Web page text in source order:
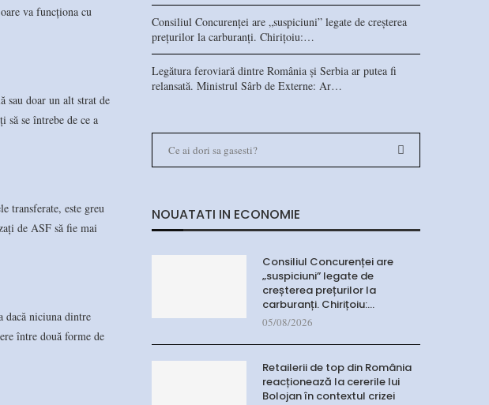
va funcționa cu
sau doar un alt strat de
să se întrebe de ce a
transferate, este greu
de ASF să fie mai
dacă niciuna dintre
între două forme de
Consiliul Concurenței are „suspiciuni” legate de creșterea
prețurilor la carburanți. Chirițoiu:…
Legătura feroviară dintre România și Serbia ar putea fi
relansată. Ministrul Sârb de Externe: Ar…
NOUATATI IN ECONOMIE
Consiliul Concurenței are
„suspiciuni” legate de
creșterea prețurilor la
carburanți. Chirițoiu:…
05/08/2026
Retailerii de top din România
reacționează la cererile lui
Bolojan în contextul crizei